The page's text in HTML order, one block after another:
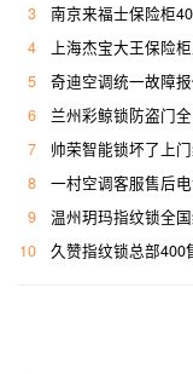
3
南京来福士保险柜
4
上海杰宝大王保险柜
5
奇迪空调统一故障
6
兰州彩鲸锁防盗门
7
帅荣智能锁坏了上
8
一村空调客服售后
9
温州玥玛指纹锁全
10
久赞指纹锁总部400